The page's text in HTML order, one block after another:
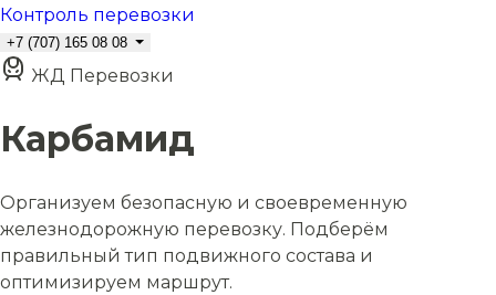
Контроль перевозки
+7 (707) 165 08 08
ЖД Перевозки
Карбамид
Организуем безопасную и своевременную
железнодорожную перевозку. Подберём
правильный тип подвижного состава и
оптимизируем маршрут.